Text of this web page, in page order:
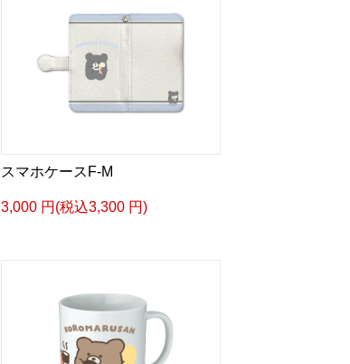
スマホケースF-M
3,000 円(税込3,300 円)